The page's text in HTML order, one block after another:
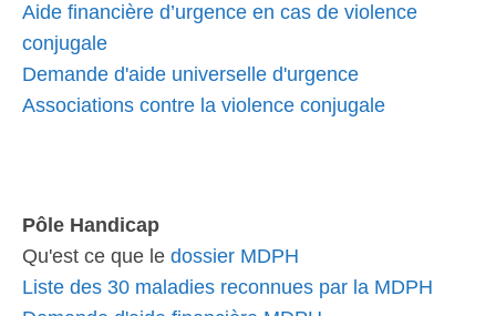
Aide financière d’urgence en cas de violence
conjugale
Demande d'aide universelle d'urgence
Associations contre la violence conjugale
Pôle Handicap
Qu'est ce que le dossier MDPH
Liste des 30 maladies reconnues par la MDPH